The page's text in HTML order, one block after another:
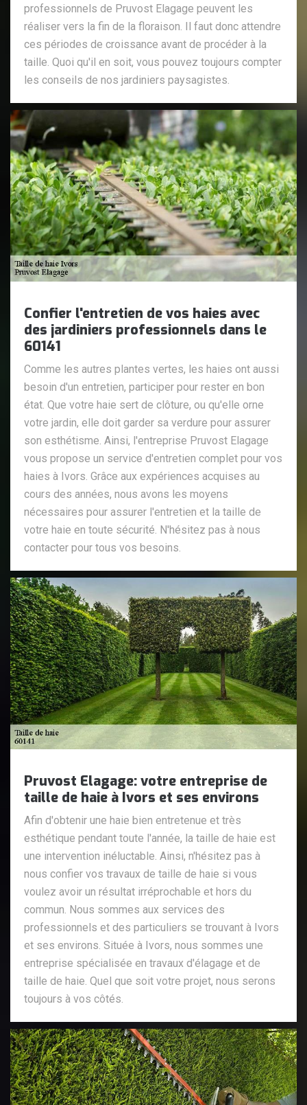
professionnels de Pruvost Elagage peuvent les
réaliser vers la fin de la floraison. Il faut donc attendre
ces périodes de croissance avant de procéder à la
taille. Quoi qu'il en soit, vous pouvez toujours compter
les conseils de nos jardiniers paysagistes.
Confier l'entretien de vos haies avec
des jardiniers professionnels dans le
60141
Comme les autres plantes vertes, les haies ont aussi
besoin d'un entretien, participer pour rester en bon
état. Que votre haie sert de clôture, ou qu'elle orne
votre jardin, elle doit garder sa verdure pour assurer
son esthétisme. Ainsi, l'entreprise Pruvost Elagage
vous propose un service d'entretien complet pour vos
haies à Ivors. Grâce aux expériences acquises au
cours des années, nous avons les moyens
nécessaires pour assurer l'entretien et la taille de
votre haie en toute sécurité. N'hésitez pas à nous
contacter pour tous vos besoins.
Pruvost Elagage: votre entreprise de
taille de haie à Ivors et ses environs
Afin d'obtenir une haie bien entretenue et très
esthétique pendant toute l'année, la taille de haie est
une intervention inéluctable. Ainsi, n'hésitez pas à
nous confier vos travaux de taille de haie si vous
voulez avoir un résultat irréprochable et hors du
commun. Nous sommes aux services des
professionnels et des particuliers se trouvant à Ivors
et ses environs. Située à Ivors, nous sommes une
entreprise spécialisée en travaux d'élagage et de
taille de haie. Quel que soit votre projet, nous serons
toujours à vos côtés.